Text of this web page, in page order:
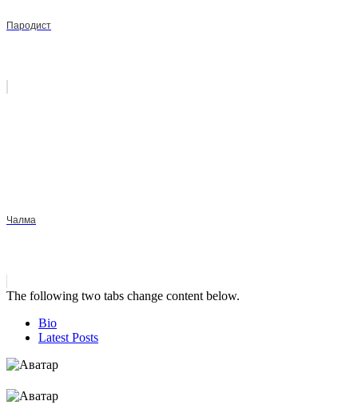
Пародист
Чалма
The following two tabs change content below.
Bio
Latest Posts